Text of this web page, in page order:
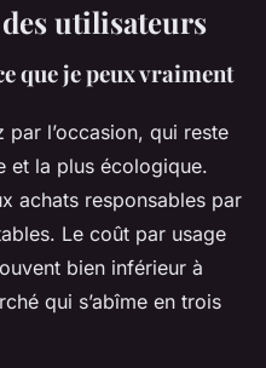
utilisateurs
que je peux vraiment
l’occasion, qui reste
et la plus écologique.
achats responsables par
Le coût par usage
bien inférieur à
qui s’abîme en trois